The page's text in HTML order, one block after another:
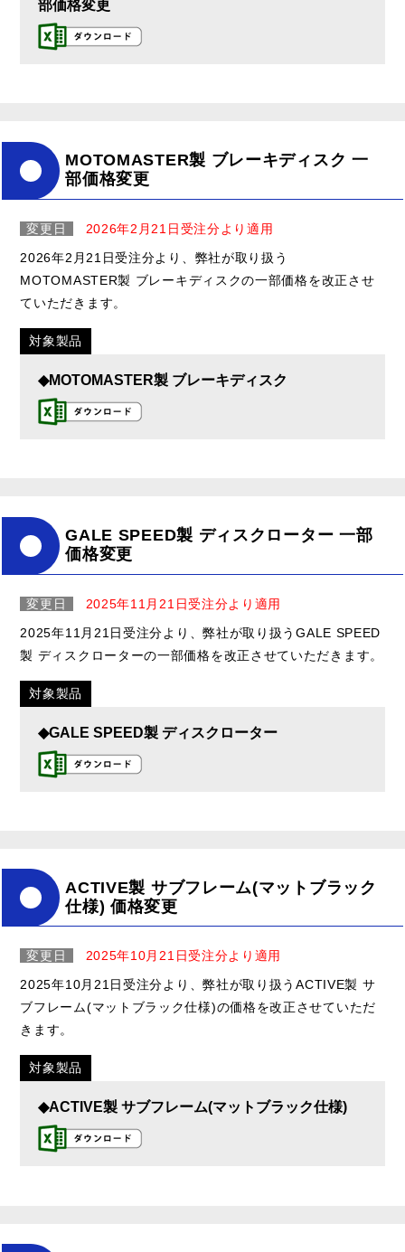
部価格変更
MOTOMASTER製 ブレーキディスク 一
部価格変更
変更日
2026年2月21日受注分より適用
2026年2月21日受注分より、弊社が取り扱う
MOTOMASTER製 ブレーキディスクの一部価格を改正させ
ていただきます。
対象製品
◆MOTOMASTER製 ブレーキディスク
GALE SPEED製 ディスクローター 一部
価格変更
変更日
2025年11月21日受注分より適用
2025年11月21日受注分より、弊社が取り扱うGALE SPEED
製 ディスクローターの一部価格を改正させていただきます。
対象製品
◆GALE SPEED製 ディスクローター
ACTIVE製 サブフレーム(マットブラック
仕様) 価格変更
変更日
2025年10月21日受注分より適用
2025年10月21日受注分より、弊社が取り扱うACTIVE製 サ
ブフレーム(マットブラック仕様)の価格を改正させていただ
きます。
対象製品
◆ACTIVE製 サブフレーム(マットブラック仕様)